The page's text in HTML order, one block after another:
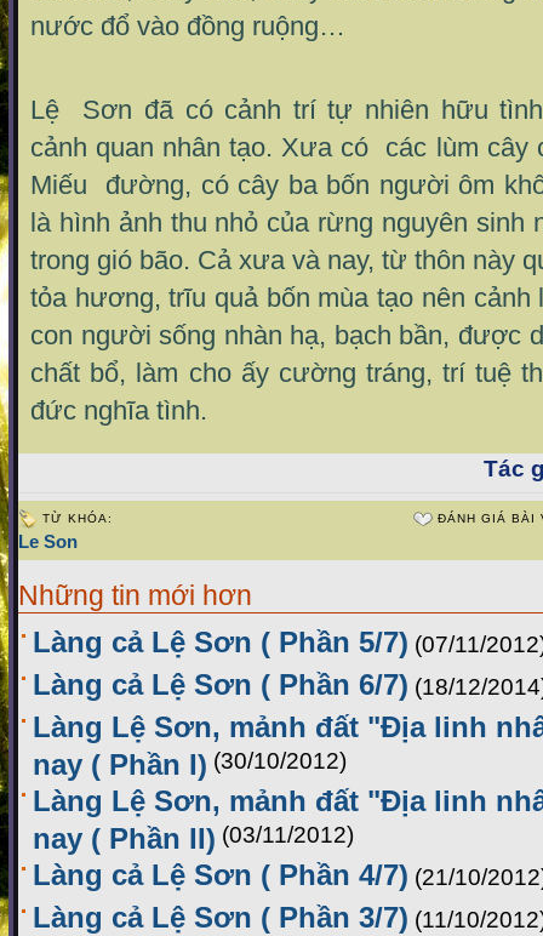
nước đổ vào đồng ruộng…
Lệ Sơn đã có cảnh trí tự nhiên hữu
cảnh quan nhân tạo. Xưa có các lùm cây
Miếu đường, có cây ba bốn người ôm
là hình ảnh thu nhỏ của rừng nguyên sinh
trong gió bão. Cả xưa và nay, từ thôn này
tỏa hương, trĩu quả bốn mùa tạo nên cảnh
con người sống nhàn hạ, bạch bần, được
chất bổ, làm cho ấy cường tráng, trí tuệ
đức nghĩa tình.
Tác
TỪ KHÓA:
Le Son
ĐÁNH GIÁ BÀI
Những tin mới hơn
Làng cả Lệ Sơn ( Phần 5/7) (07/11/
Làng cả Lệ Sơn ( Phần 6/7) (18/12/
Làng Lệ Sơn, mảnh đất "Địa linh
nay ( Phần I) (30/10/2012)
Làng Lệ Sơn, mảnh đất "Địa linh
nay ( Phần II) (03/11/2012)
Làng cả Lệ Sơn ( Phần 4/7) (21/10/
Làng cả Lệ Sơn ( Phần 3/7) (11/10/